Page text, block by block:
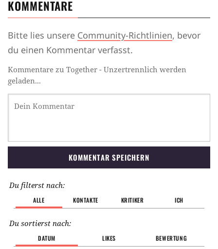
KOMMENTARE
Bitte lies unsere Community-Richtlinien, bevor
du einen Kommentar verfasst.
Kommentare zu Together - Unzertrennlich werden
geladen...
KOMMENTAR SPEICHERN
Du filterst nach:
ALLE KONTAKTE KRITIKER ICH
Du sortierst nach:
DATUM LIKES BEWERTUNG